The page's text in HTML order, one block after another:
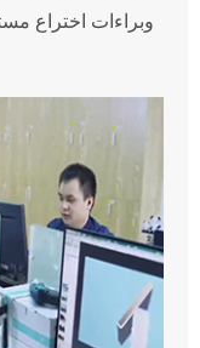
وبراءات اختراع